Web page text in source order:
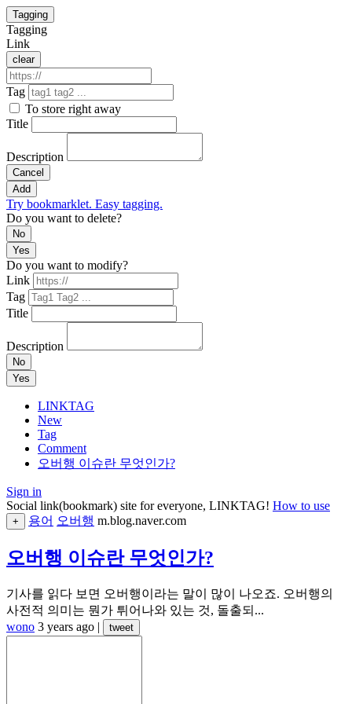
Tagging
Tagging
Link
clear
Tag
To store right away
Title
Description
Cancel
Add
Try bookmarklet. Easy tagging.
Do you want to delete?
No
Yes
Do you want to modify?
Link
Tag
Title
Description
No
Yes
LINKTAG
New
Tag
Comment
오버행 이슈란 무엇인가?
Sign in
Social link(bookmark) site for everyone, LINKTAG! How to use
+ 용어 오버행 m.blog.naver.com
오버행 이슈란 무엇인가?
기사를 읽다 보면 오버행이라는 말이 많이 나오죠. 오버행의
사전적 의미는 뭔가 튀어나와 있는 것, 돌출되...
wono 3 years ago | tweet